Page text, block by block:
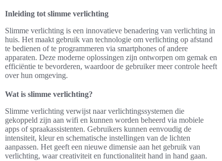
Inleiding tot slimme verlichting
Slimme verlichting is een innovatieve benadering van verlichting in
huis. Het maakt gebruik van technologie om verlichting op afstand
te bedienen of te programmeren via smartphones of andere
apparaten. Deze moderne oplossingen zijn ontworpen om gemak en
efficiëntie te bevorderen, waardoor de gebruiker meer controle heeft
over hun omgeving.
Wat is slimme verlichting?
Slimme verlichting verwijst naar verlichtingssystemen die
gekoppeld zijn aan wifi en kunnen worden beheerd via mobiele
apps of spraakassistenten. Gebruikers kunnen eenvoudig de
intensiteit, kleur en schematische instellingen van de lichten
aanpassen. Het geeft een nieuwe dimensie aan het gebruik van
verlichting, waar creativiteit en functionaliteit hand in hand gaan.